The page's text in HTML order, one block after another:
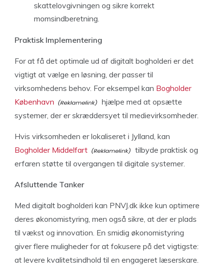
skattelovgivningen og sikre korrekt
momsindberetning.
Praktisk Implementering
For at få det optimale ud af digitalt bogholderi er det
vigtigt at vælge en løsning, der passer til
virksomhedens behov. For eksempel kan Bogholder
København
hjælpe med at opsætte
systemer, der er skræddersyet til medievirksomheder.
Hvis virksomheden er lokaliseret i Jylland, kan
Bogholder Middelfart
tilbyde praktisk og
erfaren støtte til overgangen til digitale systemer.
Afsluttende Tanker
Med digitalt bogholderi kan PNVJ.dk ikke kun optimere
deres økonomistyring, men også sikre, at der er plads
til vækst og innovation. En smidig økonomistyring
giver flere muligheder for at fokusere på det vigtigste:
at levere kvalitetsindhold til en engageret læserskare.